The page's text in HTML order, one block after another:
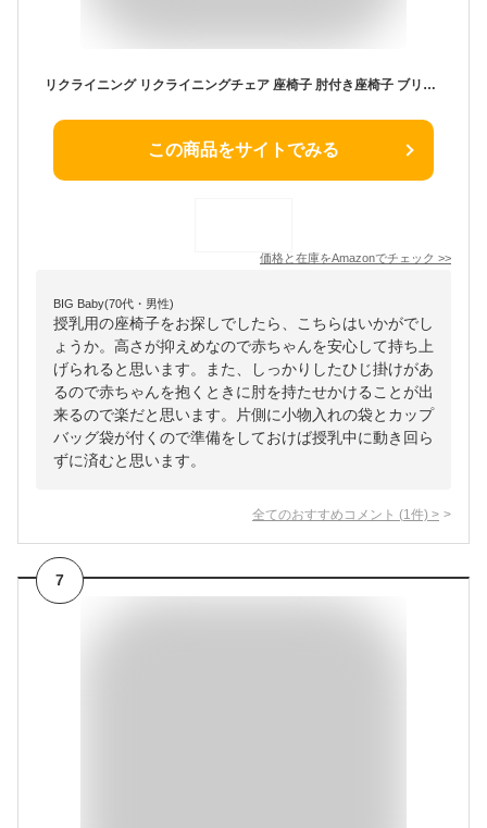
リクライニング リクライニングチェア 座椅子 肘付き座椅子 ブリック 座イス おしゃれ 椅子 チェアー いす イス コンパクトホワイト
この商品をサイトでみる
価格と在庫をAmazonでチェック >>
BIG Baby(70代・男性)
授乳用の座椅子をお探しでしたら、こちらはいかがでし
ょうか。高さが抑えめなので赤ちゃんを安心して持ち上
げられると思います。また、しっかりしたひじ掛けがあ
るので赤ちゃんを抱くときに肘を持たせかけることが出
来るので楽だと思います。片側に小物入れの袋とカップ
バッグ袋が付くので準備をしておけば授乳中に動き回ら
ずに済むと思います。
全てのおすすめコメント (1 件) >
7